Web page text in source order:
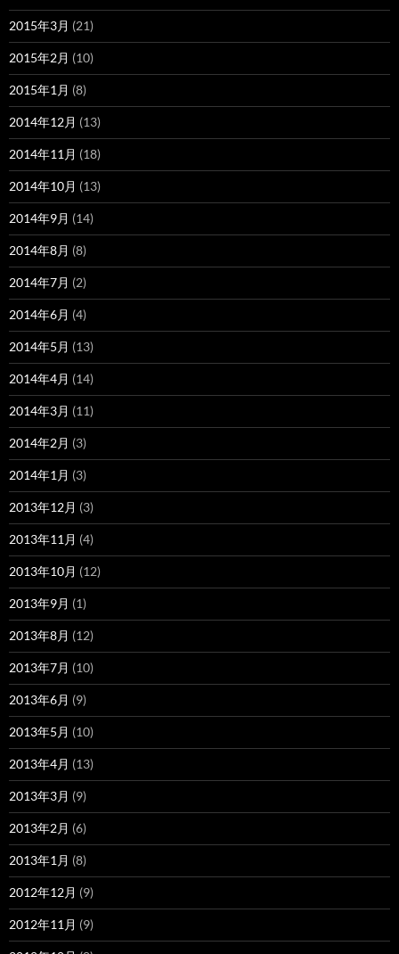
2015年3月 (21)
2015年2月 (10)
2015年1月 (8)
2014年12月 (13)
2014年11月 (18)
2014年10月 (13)
2014年9月 (14)
2014年8月 (8)
2014年7月 (2)
2014年6月 (4)
2014年5月 (13)
2014年4月 (14)
2014年3月 (11)
2014年2月 (3)
2014年1月 (3)
2013年12月 (3)
2013年11月 (4)
2013年10月 (12)
2013年9月 (1)
2013年8月 (12)
2013年7月 (10)
2013年6月 (9)
2013年5月 (10)
2013年4月 (13)
2013年3月 (9)
2013年2月 (6)
2013年1月 (8)
2012年12月 (9)
2012年11月 (9)